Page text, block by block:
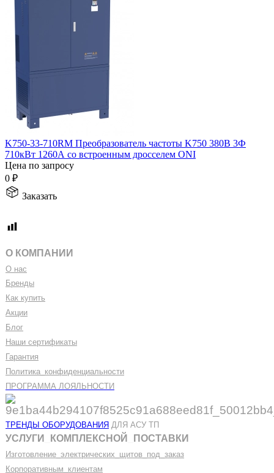
K750-33-710RM Преобразователь частоты K750 380В 3Ф
710кВт 1260А со встроенным дросселем ONI
Цена по запросу
0 ₽
Заказать
О КОМПАНИИ
О нас
Бренды
Как купить
Акции
Блог
Наши сертификаты
Гарантия
Политика конфиденциальности
ПРОГРАММА ЛОЯЛЬНОСТИ
ТРЕНДЫ ОБОРУДОВАНИЯ ДЛЯ АСУ ТП
УСЛУГИ КОМПЛЕКСНОЙ ПОСТАВКИ
Изготовление электрических щитов под заказ
Корпоративным клиентам